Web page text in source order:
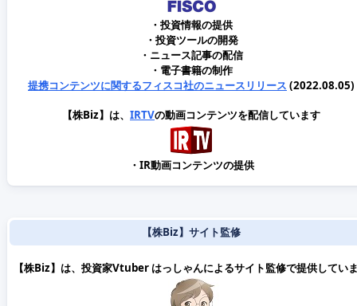
・投資情報の提供
・投資ツールの開発
・ニュース記事の配信
・電子書籍の制作
提携コンテンツに関するフィスコ社のニュースリリース (2022.08.05)
【株Biz】は、 IRTVの動画コンテンツを配信しています
・IR動画コンテンツの提供
【株Biz】サイト監修
【株Biz】は、投資家Vtuber はっしゃんによるサイト監修で提供してい